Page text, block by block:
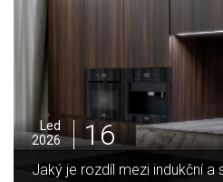
Led
2026
02
Proč jsou hliníkové zimní